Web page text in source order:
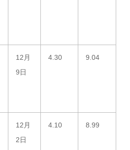
12月
9日
4.30 9.04
12月
2日
4.10 8.99